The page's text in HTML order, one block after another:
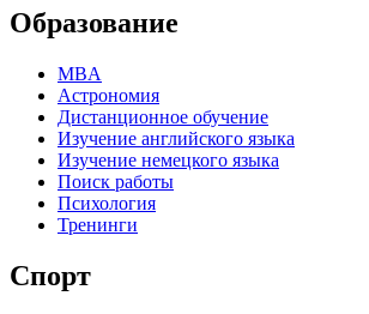
Образование
MBA
Астрономия
Дистанционное обучение
Изучение английского языка
Изучение немецкого языка
Поиск работы
Психология
Тренинги
Спорт